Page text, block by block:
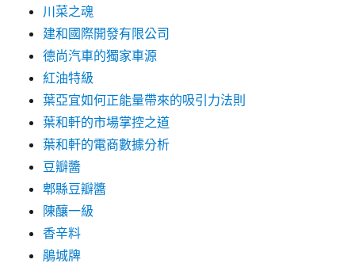
川菜之魂
建和國際開發有限公司
德尚汽車的獨家車源
紅油特級
葉亞宜如何正能量帶來的吸引力法則
葉和軒的市場掌控之道
葉和軒的電商數據分析
豆瓣醬
郫縣豆瓣醬
陳釀一級
香辛料
鵑城牌